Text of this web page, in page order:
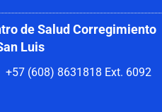
de Salud Corregimiento
Luis
+57 (608) 8631818 Ext. 6092